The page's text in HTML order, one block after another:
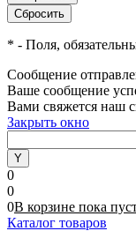
* - Поля,
Сообщение
Ваше сообщение
Вами свяжется наш
Закрыть окно
0
0
0В корзине пока
Каталог товаров